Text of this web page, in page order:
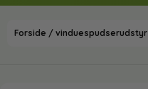
Forside / vinduespudserudstyr